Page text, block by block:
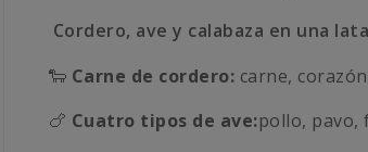
Cordero, ave y calabaza en una
🐑 Carne de cordero: carne,
🍗 Cuatro tipos de ave:pollo, pavo,